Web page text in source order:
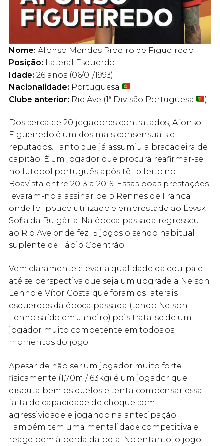
Nome: Afonso Mendes Ribeiro de Figueiredo
Posição: Lateral Esquerdo
Idade: 26 anos (06/01/1993)
Nacionalidade: Portuguesa
Clube anterior: Rio Ave (1ª Divisão Portuguesa )
Dos cerca de 20 jogadores contratados, Afonso
Figueiredo é um dos mais consensuais e
reputados. Tanto que já assumiu a braçadeira de
capitão. É um jogador que procura reafirmar-se
no futebol português após tê-lo feito no
Boavista entre 2013 a 2016. Essas boas prestações
levaram-no a assinar pelo Rennes de França
onde foi pouco utilizado e emprestado ao Levski
Sofia da Bulgária. Na época passada regressou
ao Rio Ave onde fez 15 jogos o sendo habitual
suplente de Fábio Coentrão.
Vem claramente elevar a qualidade da equipa e
até se perspectiva que seja um upgrade a Nelson
Lenho e Vítor Costa que foram os laterais
esquerdos da época passada (tendo Nelson
Lenho saído em Janeiro) pois trata-se de um
jogador muito competente em todos os
momentos do jogo.
Apesar de não ser um jogador muito forte
fisicamente (1,70m / 63kg) é um jogador que
disputa bem os duelos e tenta compensar essa
falta de capacidade de choque com
agressividade e jogando na antecipação.
Também tem uma mentalidade competitiva e
reage bem à perda da bola. No entanto, o jogo